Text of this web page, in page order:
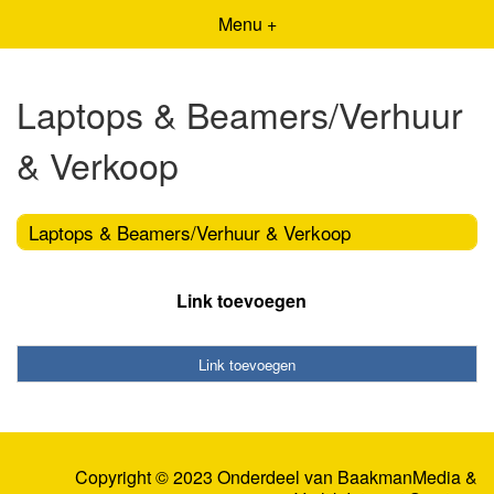
Menu +
Laptops & Beamers/Verhuur
& Verkoop
Laptops & Beamers/Verhuur & Verkoop
Link toevoegen
Link toevoegen
Copyright © 2023 Onderdeel van BaakmanMedia&